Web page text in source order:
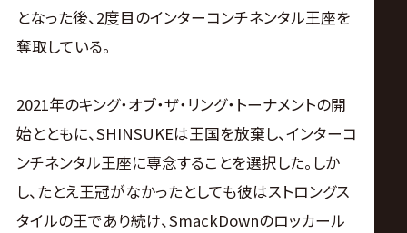
となった後、2度目のインターコンチネンタル王座を
奪取している。
2021年のキング・オブ・ザ・リング・トーナメントの開
始とともに、SHINSUKEは王国を放棄し、インターコ
ンチネンタル王座に専念することを選択した。しか
し、たとえ王冠がなかったとしても彼はストロングス
タイルの王であり続け、SmackDownのロッカール